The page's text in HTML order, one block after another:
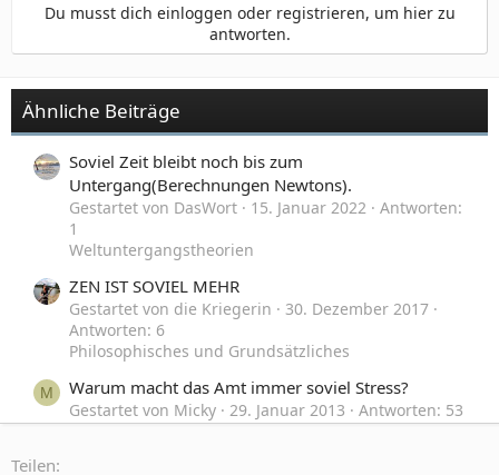
Du musst dich einloggen oder registrieren, um hier zu
antworten.
Ähnliche Beiträge
Soviel Zeit bleibt noch bis zum
Untergang(Berechnungen Newtons).
Gestartet von DasWort 15. Januar 2022
Antworten:
1
Weltuntergangstheorien
ZEN IST SOVIEL MEHR
Gestartet von die Kriegerin
30. Dezember 2017
Antworten: 6
Philosophisches und Grundsätzliches
M Warum macht das Amt immer soviel Stress?
Gestartet von Micky 29. Januar 2013
Antworten: 53
Teilen: